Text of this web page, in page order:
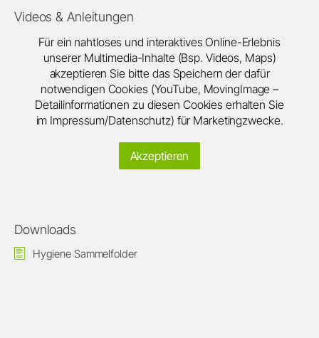
Videos & Anleitungen
Für ein nahtloses und interaktives Online-Erlebnis
unserer Multimedia-Inhalte (Bsp. Videos, Maps)
akzeptieren Sie bitte das Speichern der dafür
notwendigen Cookies (YouTube, MovingImage –
Detailinformationen zu diesen Cookies erhalten Sie
im Impressum/Datenschutz) für Marketingzwecke.
Akzeptieren
Downloads
Hygiene Sammelfolder